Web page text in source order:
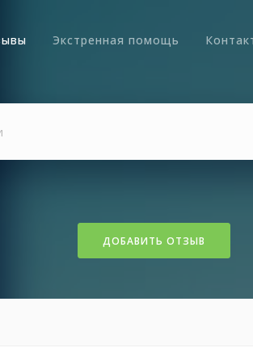
Экстренная помощь
ДОБАВИТЬ ОТЗЫВ